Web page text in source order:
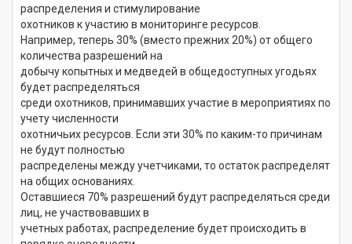
распределения и стимулирование
охотников к участию в мониторинге ресурсов.
Например, теперь 30% (вместо прежних 20%) от общего
количества разрешений на
добычу копытных и медведей в общедоступных угодьях
будет распределяться
среди охотников, принимавших участие в мероприятиях по
учету численности
охотничьих ресурсов. Если эти 30% по каким-то причинам
не будут полностью
распределены между учетчиками, то остаток распределят
на общих основаниях.
Оставшиеся 70% разрешений будут распределяться среди
лиц, не участвовавших в
учетных работах, распределение будет происходить в